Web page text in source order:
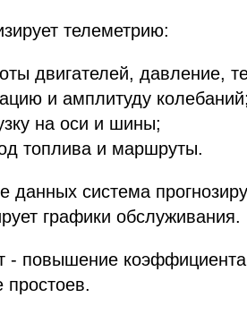
телеметрию:
двигателей, давление,
и амплитуду колебаний;
на оси и шины;
топлива и маршруты.
данных система
графики обслуживания.
- повышение коэффициента
простоев.